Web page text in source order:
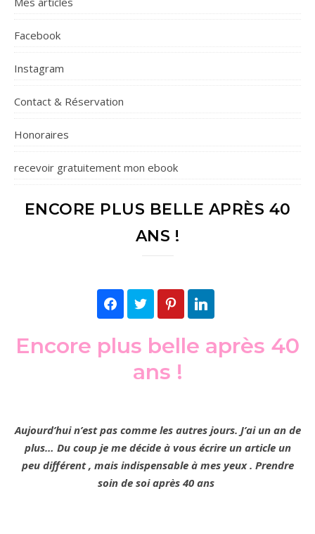
Facebook
Instagram
Contact & Réservation
Honoraires
recevoir gratuitement mon ebook
ENCORE PLUS BELLE APRÈS 40
ANS !
FacebookTwitter Pinterest
Encore plus belle après 40
ans !
Aujourd’hui n’est pas comme les autres jours. J’ai un an de
plus… Du coup je me décide à vous écrire un article un
peu différent , mais indispensable à mes yeux . Prendre
soin de soi après 40 ans